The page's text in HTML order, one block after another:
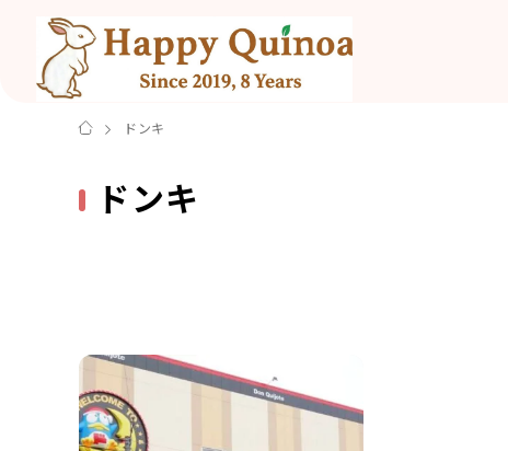
ドンキ
ドンキ